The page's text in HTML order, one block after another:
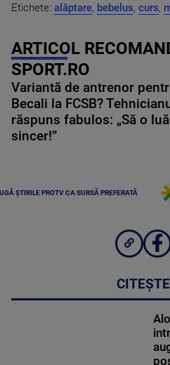
Etichete: alăptare, bebelus, curs,
ARTICOL
SPORT.RO
Variantă de antrenor
Becali la FCSB?
răspuns fabulos: „Să o
sincer!”
ȘTIRILE PROTV CA SURSĂ PREFERATĂ